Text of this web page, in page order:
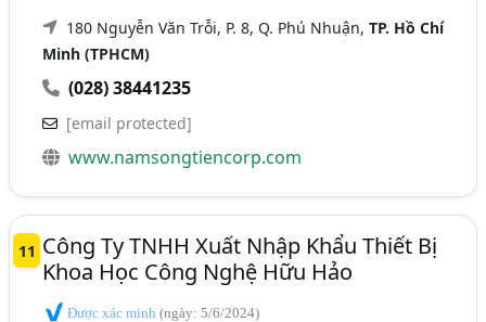
180 Nguyễn Văn Trỗi, P. 8, Q. Phú Nhuận,TP. Hồ Chí
Minh (TPHCM)
(028) 38441235
[email protected]
www.namsongtiencorp.com
11 Công Ty TNHH Xuất Nhập Khẩu Thiết Bị
Khoa Học Công Nghệ Hữu Hảo
Được xác minh(ngày: 5/6/2024)